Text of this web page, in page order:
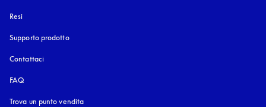
Resi
Supporto prodotto
Contattaci
FAQ
Trova un punto vendita